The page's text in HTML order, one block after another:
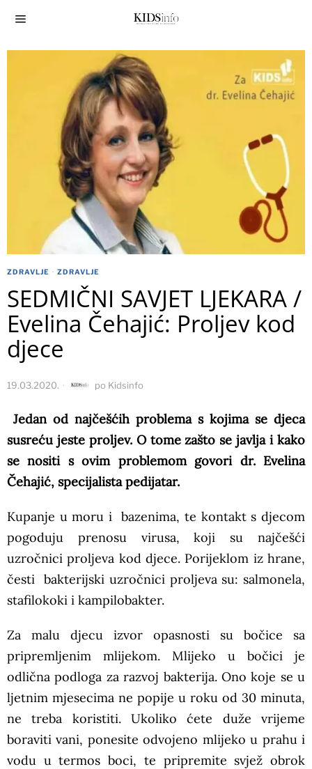
ZDRAVLJE · ZDRAVLJE
SEDMIČNI SAVJET LJEKARA /
Evelina Čehajić: Proljev kod
djece
19.03.2020. po Kidsinfo
Jedan od najčešćih problema s kojima se djeca
susreću jeste proljev. O tome zašto se javlja i kako
se nositi s ovim problemom govori dr. Evelina
Čehajić, specijalista pedijatar.
Kupanje u moru i bazenima, te kontakt s djecom
pogoduju prenosu virusa, koji su najčešći
uzročnici proljeva kod djece. Porijeklom iz hrane,
česti bakterijski uzročnici proljeva su: salmonela,
stafilokoki i kampilobakter.
Za malu djecu izvor opasnosti su bočice sa
pripremljenim mlijekom. Mlijeko u bočici je
odlična podloga za razvoj bakterija. Ono koje se u
ljetnim mjesecima ne popije u roku od 30 minuta,
ne treba koristiti. Ukoliko ćete duže vrijeme
boraviti vani, ponesite odvojeno mlijeko u prahu i
vodu u termos boci, te pripremite svjež obrok